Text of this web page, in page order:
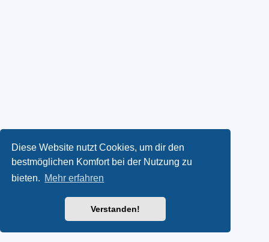
Diese Website nutzt Cookies, um dir den
bestmöglichen Komfort bei der Nutzung zu
bieten. Mehr erfahren
Verstanden!